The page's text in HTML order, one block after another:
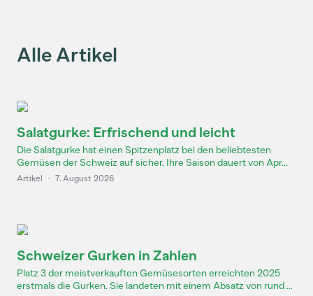
Alle Artikel
Salatgurke: Erfrischend und leicht
Die Salatgurke hat einen Spitzenplatz bei den beliebtesten
Gemüsen der Schweiz auf sicher. Ihre Saison dauert von Apr...
Artikel · 7. August 2026
Schweizer Gurken in Zahlen
Platz 3 der meistverkauften Gemüsesorten erreichten 2025
erstmals die Gurken. Sie landeten mit einem Absatz von rund ...